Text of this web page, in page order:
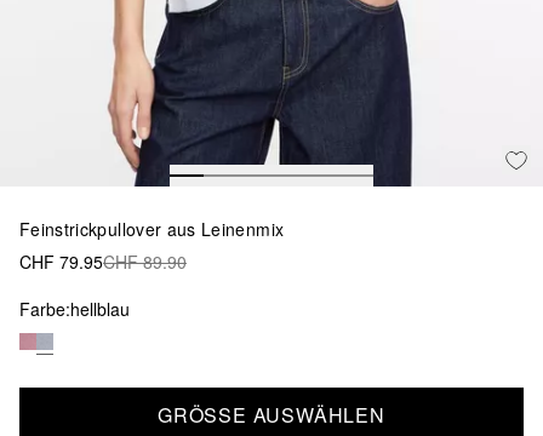
Feinstrickpullover aus Leinenmix
CHF 79.95CHF 89.90
Farbe:hellblau
GRÖSSE AUSWÄHLEN